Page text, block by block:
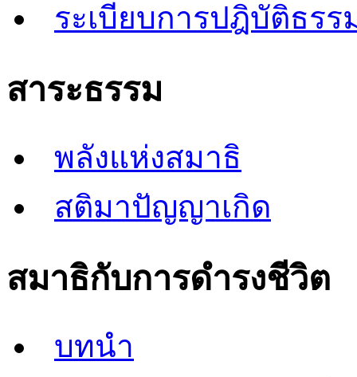
ระเบียบการปฎิบัติธร
สาระธรรม
พลังแห่งสมาธิ
สติมาปัญญาเกิด
สมาธิกับการดำรงชีวิต
บทนำ